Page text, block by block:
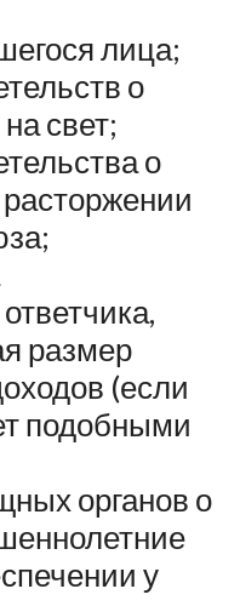
лица;
о
свет;
о
размер
(если
подобными
органов о
у